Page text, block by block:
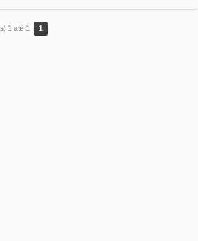
1 até 1 1